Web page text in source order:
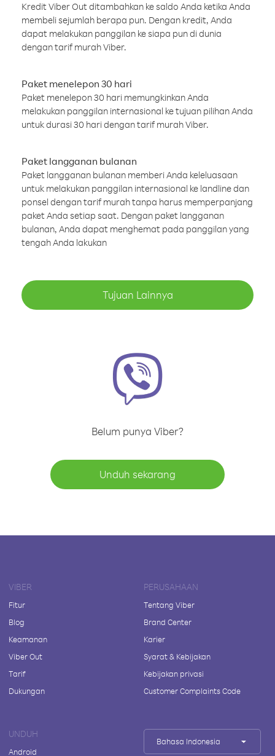
Kredit Viber Out ditambahkan ke saldo Anda ketika Anda
membeli sejumlah berapa pun. Dengan kredit, Anda
dapat melakukan panggilan ke siapa pun di dunia
dengan tarif murah Viber.
Paket menelepon 30 hari
Paket menelepon 30 hari memungkinkan Anda
melakukan panggilan internasional ke tujuan pilihan Anda
untuk durasi 30 hari dengan tarif murah Viber.
Paket langganan bulanan
Paket langganan bulanan memberi Anda keleluasaan
untuk melakukan panggilan internasional ke landline dan
ponsel dengan tarif murah tanpa harus memperpanjang
paket Anda setiap saat. Dengan paket langganan
bulanan, Anda dapat menghemat pada panggilan yang
tengah Anda lakukan
Tujuan Lainnya
Belum punya Viber?
Unduh sekarang
VIBER
Fitur
Blog
Keamanan
Viber Out
Tarif
Dukungan
PERUSAHAAN
Tentang Viber
Brand Center
Karier
Syarat & Kebijakan
Kebijakan privasi
Customer Complaints Code
UNDUH
Android
Bahasa Indonesia